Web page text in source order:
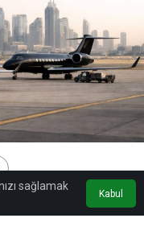
sağlamak
Kabul